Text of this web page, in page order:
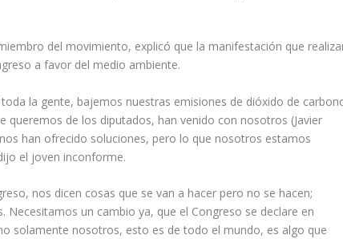
del movimiento, explicó que la manifestación que
a favor del medio ambiente.
la gente, bajemos nuestras emisiones de dióxido de
de los diputados, han venido con nosotros (Javier
han ofrecido soluciones, pero lo que nosotros estamos
el joven inconforme.
nos dicen cosas que se van a hacer pero no se hacen;
un cambio ya, que el Congreso se declare en
solamente nosotros, esto es de todo el mundo, es algo que